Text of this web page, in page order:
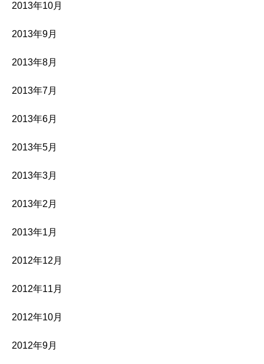
2013年10月
2013年9月
2013年8月
2013年7月
2013年6月
2013年5月
2013年3月
2013年2月
2013年1月
2012年12月
2012年11月
2012年10月
2012年9月